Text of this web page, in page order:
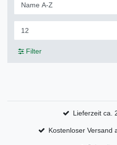
Filter
Lieferzeit ca.
Kostenloser Versand